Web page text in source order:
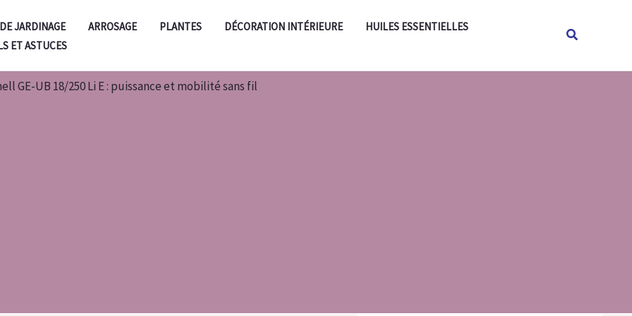
JARDINAGE ARROSAGE PLANTES DÉCORATION INTÉRIEURE
HUILES ESSENTIELLES
ET ASTUCES
Rechercher
GE-UB 18/250 Li E : puissance et mobilité sans fil